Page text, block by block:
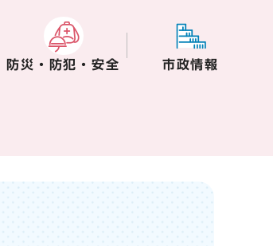
防災・防犯・安全 市政情報